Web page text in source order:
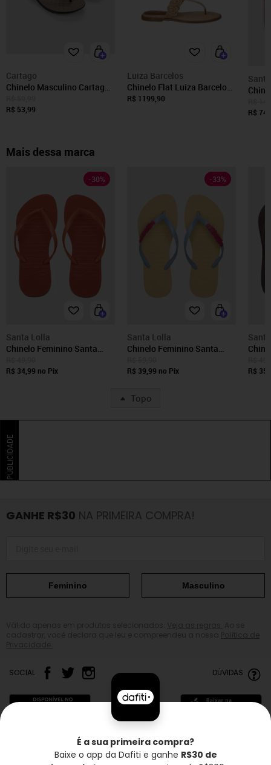
Cartago
Chinelo Masculino Cartago
R$ 53,99
Luiza Barcelos
Chinelo Flat Luiza Barcelos
R$ 1199,90
Rosa
R$
Mais dessa marca
-30%
Santa Lolla
Chinelo Feminino Santa
R$ 34,99 no Pix
-33%
Santa Lolla
Chinelo Feminino Santa
Azul e Bege
R$ 39,99 no Pix
R$
Topo
PUBLICIDADE
GANHE R$30 NA PRIMEIRA COMPRA!
Feminino Masculino
SOCIAL DÚVIDAS
Frete grátis* Troca grátis Entrega rápida
É a sua primeira compra?
Baixe o app da Dafiti e ganhe R$30 de